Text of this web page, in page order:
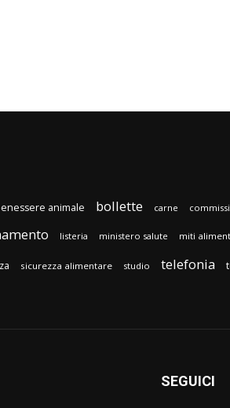
animale bollette carne
listeria ministero salute miti
sicurezza alimentare studio telefonia
SEGUICI